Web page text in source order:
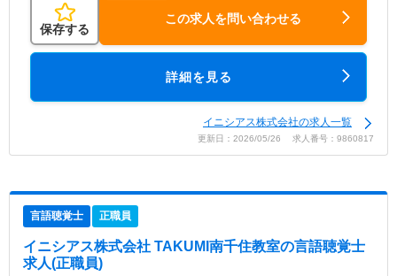
保存する
この求人を問い合わせる
詳細を見る
イニシアス株式会社の求人一覧
更新日：2026/05/26 求人番号：9860817
言語聴覚士 正職員
イニシアス株式会社 TAKUMI南千住教室の言語聴覚士
求人(正職員)